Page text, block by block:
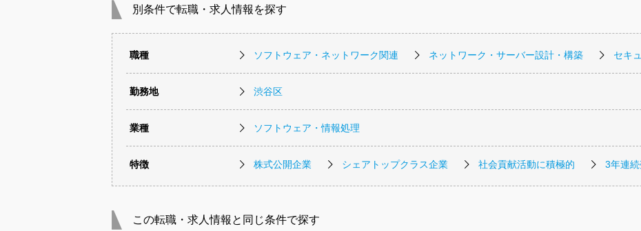
別条件で転職・求人情報を探す
職種 ソフトウェア・ネットワーク関連 ネットワーク・サーバー設計・構築 セキ
勤務地 渋谷区
業種 ソフトウェア・情報処理
特徴 株式公開企業 シェアトップクラス企業 社会貢献活動に積極的 3年連
この転職・求人情報と同じ条件で探す